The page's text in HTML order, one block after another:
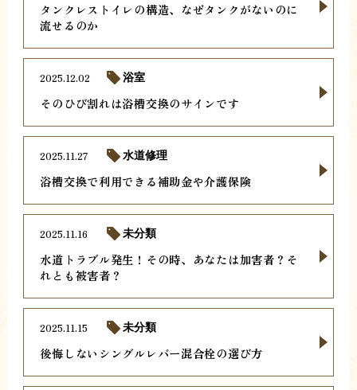
タンクレストイレの構造、なぜタンクがないのに
流せるのか
そのひび割れは浴槽交換のサインです
2025.12.02 浴室
浴槽交換で利用できる補助金や介護保険
2025.11.27 水道修理
水道トラブル発生！その時、あなたは加害者？そ
れとも被害者？
2025.11.16 未分類
後悔しないシングルレバー混合栓の選び方
2025.11.15 未分類